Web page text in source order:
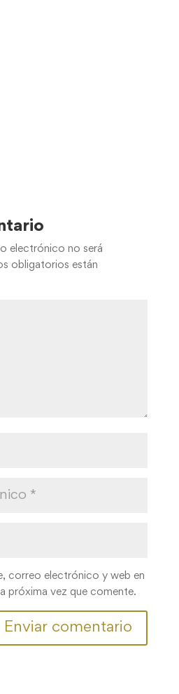
electrónico no será
obligatorios están
correo electrónico y web en
próxima vez que comente.